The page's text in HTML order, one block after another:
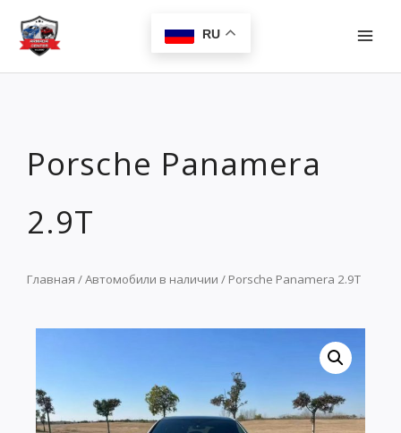
Перейти
содержимому
RU
Porsche Panamera
2.9T
Главная /Автомобили в наличии / Porsche Panamera 2.9T